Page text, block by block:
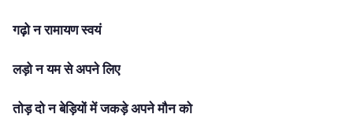
गढ़ो न रामायण स्वयं
लड़ो न यम से अपने लिए
तोड़ दो न बेड़ियों में जकड़े अपने मौन को